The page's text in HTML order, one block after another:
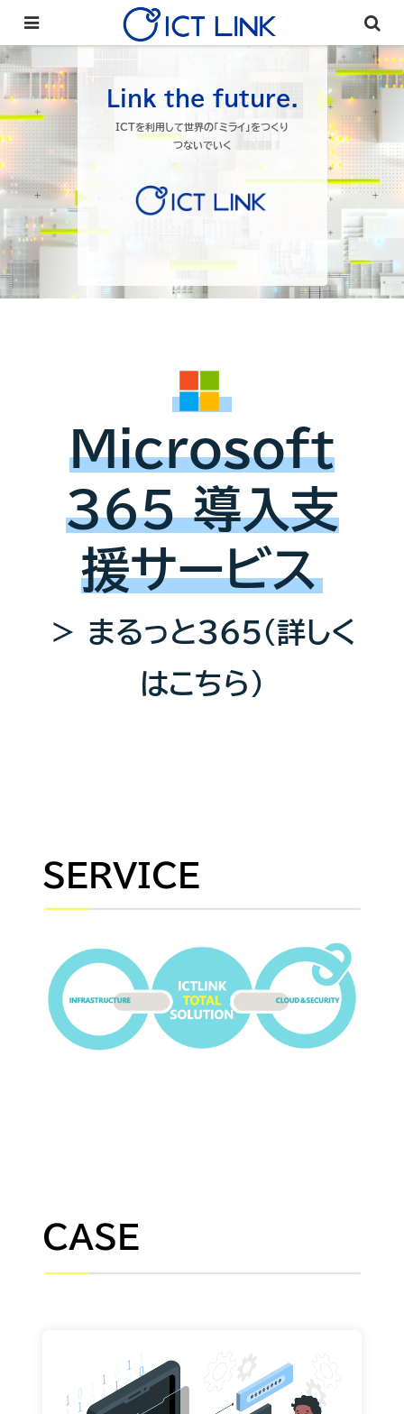
Link the future.
ICTを利用して世界の「ミライ」をつくり
つないでいく
Microsoft
365 導入支
援サービス
＞ まるっと365（詳しく
はこちら）
SERVICE
CASE